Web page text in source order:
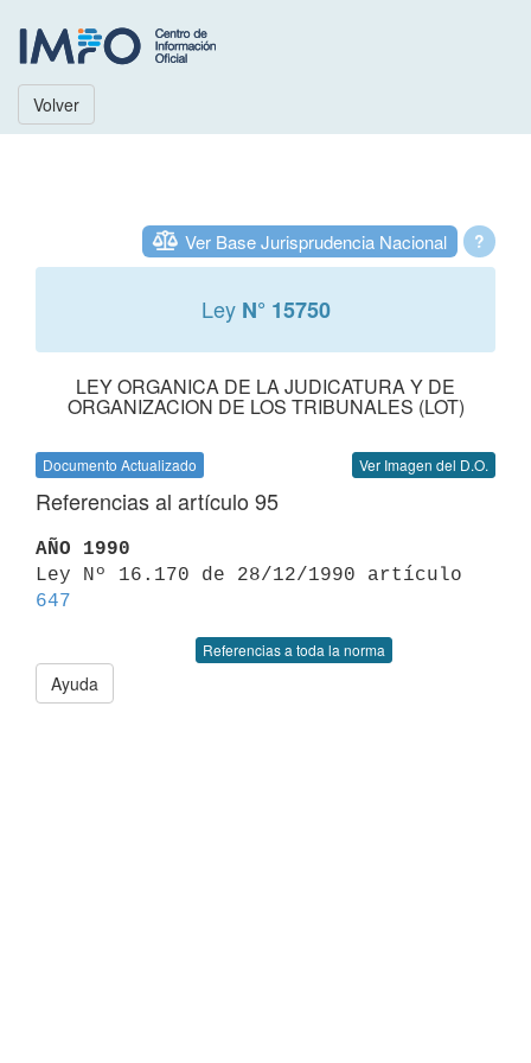
Volver
?
Ver Base Jurisprudencia Nacional
Ley N° 15750
LEY ORGANICA DE LA JUDICATURA Y DE
ORGANIZACION DE LOS TRIBUNALES (LOT)
Documento Actualizado Ver Imagen del D.O.
Referencias al artículo 95
AÑO 1990
647
Referencias a toda la norma
Ayuda